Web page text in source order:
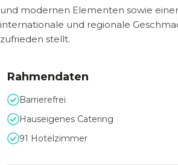
und modernen Elementen sowie
internationale und regionale
zufrieden stellt.
Rahmendaten
Barrierefrei
Hauseigenes Catering
91 Hotelzimmer